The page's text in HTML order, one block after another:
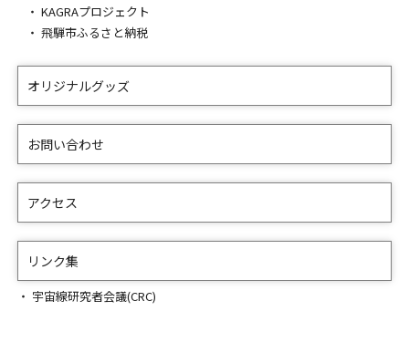
KAGRAプロジェクト
飛騨市ふるさと納税
オリジナルグッズ
お問い合わせ
アクセス
リンク集
宇宙線研究者会議(CRC)